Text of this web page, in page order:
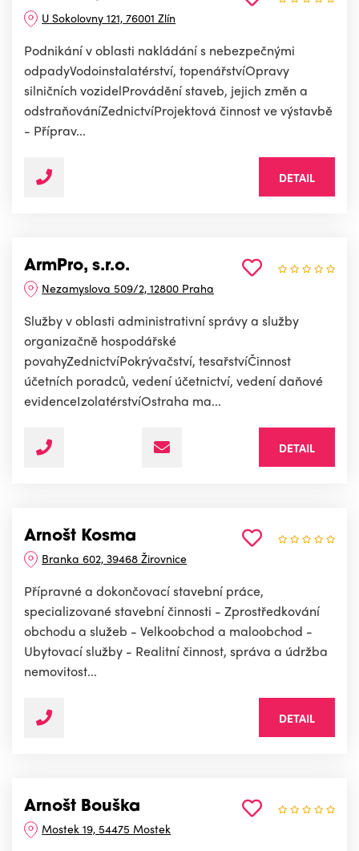
U Sokolovny 121, 76001 Zlín
Podnikání v oblasti nakládání s nebezpečnými
odpadyVodoinstalatérství, topenářstvíOpravy
silničních vozidelProvádění staveb, jejich změn a
odstraňováníZednictvíProjektová činnost ve výstavbě
- Příprav...
DETAIL
ArmPro, s.r.o.
Nezamyslova 509/2, 12800 Praha
Služby v oblasti administrativní správy a služby
organizačně hospodářské
povahyZednictvíPokrývačství, tesařstvíČinnost
účetních poradců, vedení účetnictví, vedení daňové
evidenceIzolatérstvíOstraha ma...
DETAIL
Arnošt Kosma
Branka 602, 39468 Žirovnice
Přípravné a dokončovací stavební práce,
specializované stavební činnosti - Zprostředkování
obchodu a služeb - Velkoobchod a maloobchod -
Ubytovací služby - Realitní činnost, správa a údržba
nemovitost...
DETAIL
Arnošt Bouška
Mostek 19, 54475 Mostek